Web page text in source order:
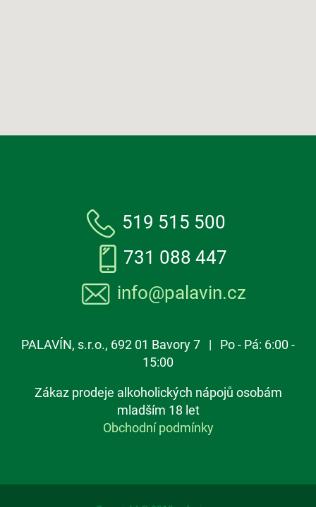
519 515 500
731 088 447
info@palavin.cz
PALAVÍN, s.r.o., 692 01 Bavory 7 | Po - Pá: 6:00 -
15:00
Zákaz prodeje alkoholických nápojů osobám
mladším 18 let
Obchodní podmínky